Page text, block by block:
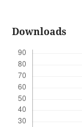
Downloads